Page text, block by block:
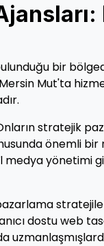
bir
Mut'ta
stratejik
önemli bir
medya yönetimi
pazarlama
dostu web